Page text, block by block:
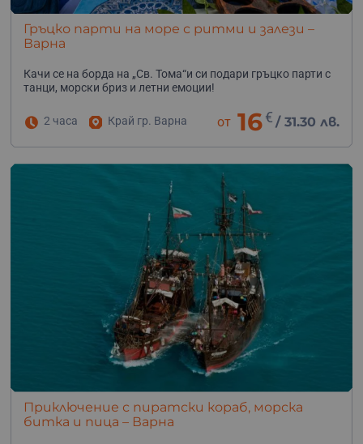
Гръцко парти на море с ритми и залези –
Варна
Качи се на борда на „Св. Тома“и си подари гръцко парти с
танци, морски бриз и летни емоции!
2 часа Край гр. Варна от 16€ / 31.30 лв.
Приключение с пиратски кораб, морска
битка и пица – Варна